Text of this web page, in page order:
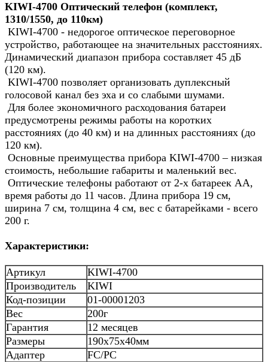
KIWI-4700 Оптический телефон (комплект,
1310/1550, до 110км)
KIWI-4700 - недорогое оптическое переговорное
устройство, работающее на значительных расстояниях.
Динамический диапазон прибора составляет 45 дБ
(120 км).
KIWI-4700 позволяет организовать дуплексный
голосовой канал без эха и со слабыми шумами.
Для более экономичного расходования батареи
предусмотрены режимы работы на коротких
расстояниях (до 40 км) и на длинных расстояниях (до
120 км).
Основные преимущества прибора KIWI-4700 – низкая
стоимость, небольшие габариты и маленький вес.
Оптические телефоны работают от 2-х батареек АА,
время работы до 11 часов. Длина прибора 19 см,
ширина 7 см, толщина 4 см, вес с батарейками - всего
200 г.
Характеристики:
Артикул
KIWI-4700
Производитель
KIWI
Код-позиции
01-00001203
Вес
200г
Гарантия
12 месяцев
Размеры
190х75х40мм
Адаптер
FC/PC